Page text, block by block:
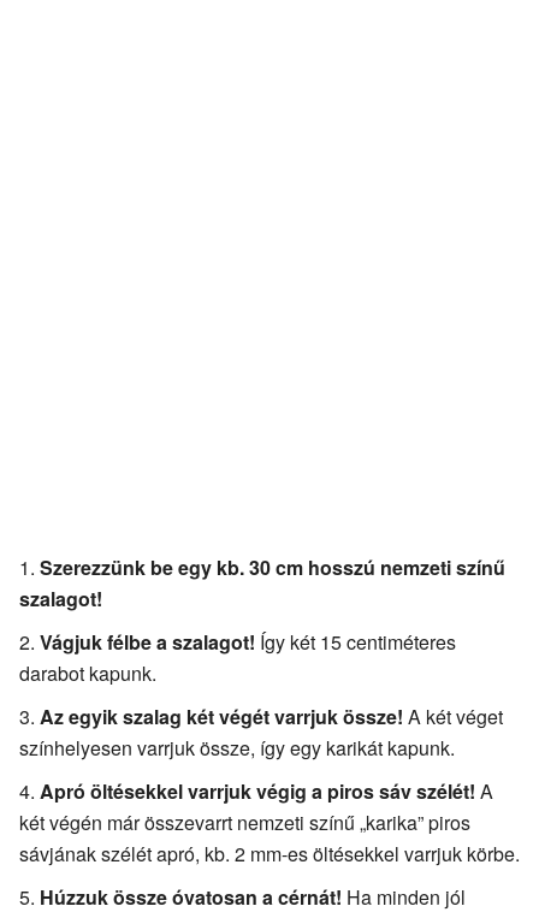
Szerezzünk be egy kb. 30 cm hosszú nemzeti színű
szalagot!
Vágjuk félbe a szalagot! Így két 15 centiméteres
darabot kapunk.
Az egyik szalag két végét varrjuk össze! A két véget
színhelyesen varrjuk össze, így egy karikát kapunk.
Apró öltésekkel varrjuk végig a piros sáv szélét! A
két végén már összevarrt nemzeti színű „karika” piros
sávjának szélét apró, kb. 2 mm-es öltésekkel varrjuk körbe.
Húzzuk össze óvatosan a cérnát! Ha minden jól